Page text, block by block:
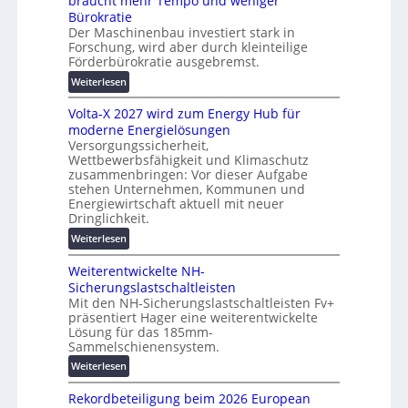
i
e
r
u
n
g
l
ö
s
u
n
g
e
n
e
s
c
h
u
t
z
u
n
d
d
i
g
i
t
l
e
T
r
a
n
s
p
Bürokratie
Der Maschinenbau investiert stark in
Forschung, wird aber durch kleinteilige
Förderbürokratie ausgebremst.
Weiterlesen:
M
a
s
c
h
i
n
e
n
b
a
u
:
F
o
r
s
c
h
Volta-X 2027 wird zum Energy Hub für
moderne Energielösungen
Versorgungssicherheit,
Wettbewerbsfähigkeit und Klimaschutz
zusammenbringen: Vor dieser Aufgabe
stehen Unternehmen, Kommunen und
Energiewirtschaft aktuell mit neuer
Dringlichkeit.
Weiterlesen:
V
o
l
t
a
-
X
2
0
2
Weiterentwickelte NH-
Sicherungslastschaltleisten
Mit den NH-Sicherungslastschaltleisten Fv+
präsentiert Hager eine weiterentwickelte
Lösung für das 185mm-
Sammelschienensystem.
Weiterlesen:
W
e
Rekordbeteiligung beim 2026 European